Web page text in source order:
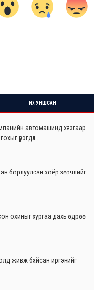
ИХ УНШСАН
автомашинд хязгаар
үүрэгдл...
борлуулсан хоёр зөрчлийг
охиныг зургаа дахь өдрөө
голд живж байсан иргэнийг